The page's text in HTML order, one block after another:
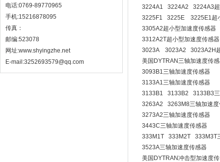
电话:0769-89770965
手机:15216878095
传真：
邮编:523078
网址:www.shyingzhe.net
E-mail:3252693579@qq.com
3224A1 3224A2 3224A3超
3225F1 3225E 3225E1超
3305A2超小型加速度传感器
3312A2T超小型加速度传感器
3023A 3023A2 3023A2H
美国DYTRAN三轴加速度传
3093B1三轴加速度传感器
3133A1三轴加速度传感器
3133B1 3133B2 3133B3三
3263A2 3263M8三轴加速度
3273A2三轴加速度传感器
3443C三轴加速度传感器
333M1T 333M2T 333M3T
3523A三轴加速度传感器
美国DYTRAN冲击型加速度